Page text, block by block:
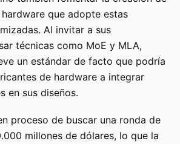
que adopte estas
Al invitar a sus
técnicas como MoE y MLA,
un estándar de facto que podría
de hardware a integrar
en sus diseños.
proceso de buscar una ronda de
millones de dólares, lo que la